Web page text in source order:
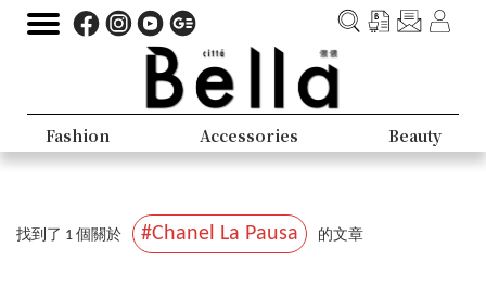
Fashion Accessories Beauty
找到了 1 個關於 #Chanel La Pausa 的文章